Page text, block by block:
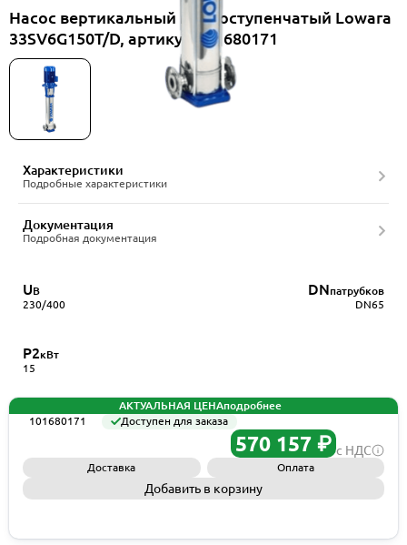
Насос вертикальный многоступенчатый Lowara
33SV6G150T/D, артикул 101680171
Характеристики
Подробные характеристики
Документация
Подробная документация
UВ
230/400
DNпатрубков
DN65
P2кВт
15
АКТУАЛЬНАЯ ЦЕНАподробнее
101680171
Доступен для заказа
570 157 ₽ с НДС
Доставка Оплата
Добавить в корзину